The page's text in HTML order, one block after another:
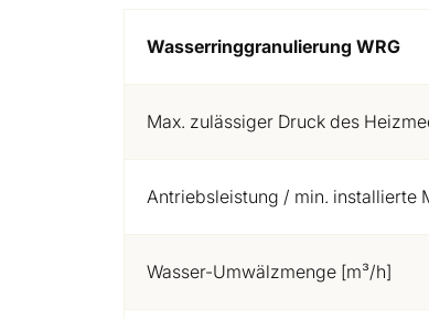
Wasserringgranulierung WRG
Max. zulässiger Druck des
Antriebsleistung / min. installierte
Wasser-Umwälzmenge [m³/h]